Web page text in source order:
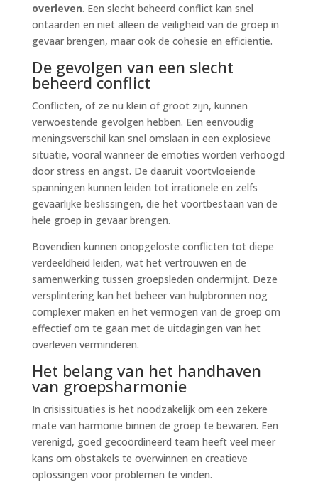
overleven. Een slecht beheerd conflict kan snel
ontaarden en niet alleen de veiligheid van de groep in
gevaar brengen, maar ook de cohesie en efficiëntie.
De gevolgen van een slecht
beheerd conflict
Conflicten, of ze nu klein of groot zijn, kunnen
verwoestende gevolgen hebben. Een eenvoudig
meningsverschil kan snel omslaan in een explosieve
situatie, vooral wanneer de emoties worden verhoogd
door stress en angst. De daaruit voortvloeiende
spanningen kunnen leiden tot irrationele en zelfs
gevaarlijke beslissingen, die het voortbestaan van de
hele groep in gevaar brengen.
Bovendien kunnen onopgeloste conflicten tot diepe
verdeeldheid leiden, wat het vertrouwen en de
samenwerking tussen groepsleden ondermijnt. Deze
versplintering kan het beheer van hulpbronnen nog
complexer maken en het vermogen van de groep om
effectief om te gaan met de uitdagingen van het
overleven verminderen.
Het belang van het handhaven
van groepsharmonie
In crisissituaties is het noodzakelijk om een zekere
mate van harmonie binnen de groep te bewaren. Een
verenigd, goed gecoördineerd team heeft veel meer
kans om obstakels te overwinnen en creatieve
oplossingen voor problemen te vinden.